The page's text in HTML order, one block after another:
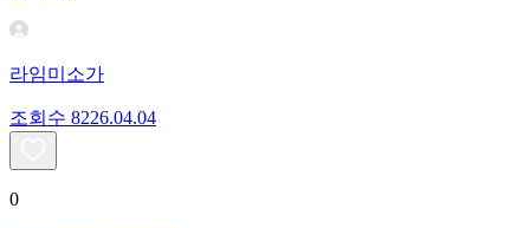
라임미소가
조회수 8226.04.04
0